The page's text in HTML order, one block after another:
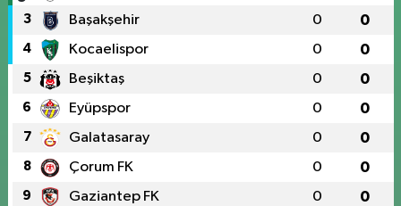
3 Başakşehir 0 0
4 Kocaelispor 0 0
5 Beşiktaş 0 0
6 Eyüpspor 0 0
7 Galatasaray 0 0
8 Çorum FK 0 0
9 Gaziantep FK 0 0